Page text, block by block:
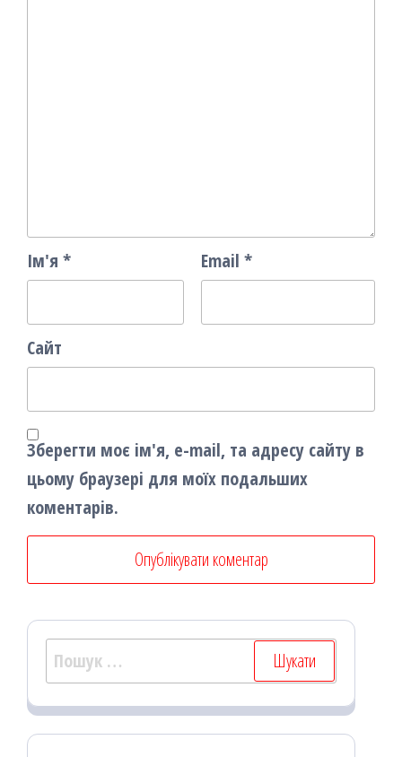
Ім'я * Email *
Сайт
Зберегти моє ім'я, e-mail, та адресу сайту в
цьому браузері для моїх подальших
коментарів.
Пошук: